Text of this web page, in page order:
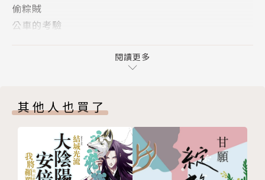
▌是一部成長紀實錄，也是世代青年掙扎為生的切片。
然，所以也無所畏。」——〈白手持家〉
落，顯現出叫作羞恥的東西。」——〈訪到心坎〉
北上就學工作後，作者折返於老家與異鄉間，同時面對
現實生活的關卡考驗，一路磕碰跌撞，試著蟬蛻出屬於
自己的小宇宙。
偷粽賊
公車的考驗
萬年口紅
文近小姐
祝您中獎
閱讀更多
其他人也買了